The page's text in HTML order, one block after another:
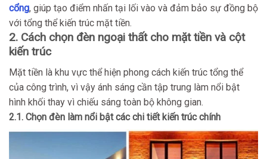
cổng, giúp tạo điểm nhấn tại lối vào và đảm bảo sự đồng bộ
với tổng thể kiến trúc mặt tiền.
2. Cách chọn đèn ngoại thất cho mặt tiền và cột
kiến trúc
Mặt tiền là khu vực thể hiện phong cách kiến trúc tổng thể
của công trình, vì vậy ánh sáng cần tập trung làm nổi bật
hình khối thay vì chiếu sáng toàn bộ không gian.
2.1. Chọn đèn làm nổi bật các chi tiết kiến trúc chính